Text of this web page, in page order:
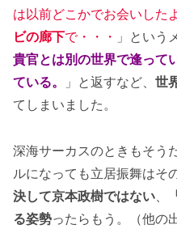
は以前どこかでお会いした
ビの廊下で・・・ 」という
貴官とは別の世界で逢って
ている。
」と返すなど、 世
てしまいました。
深海サーカスのときもそう
ルになっても立居振舞はそ
決して京本政樹ではない
る姿勢ったらもう。（他の